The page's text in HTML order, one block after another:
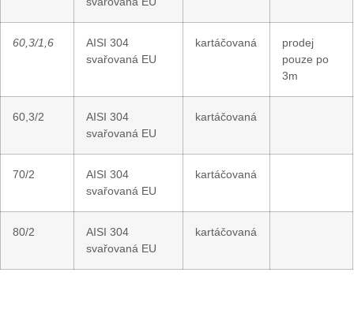
60,3/1,6
AISI 304
svařovaná EU
kartáčovaná
prodej
pouze po
3m
60,3/2
AISI 304
svařovaná EU
kartáčovaná
70/2
AISI 304
svařovaná EU
kartáčovaná
80/2
AISI 304
svařovaná EU
kartáčovaná